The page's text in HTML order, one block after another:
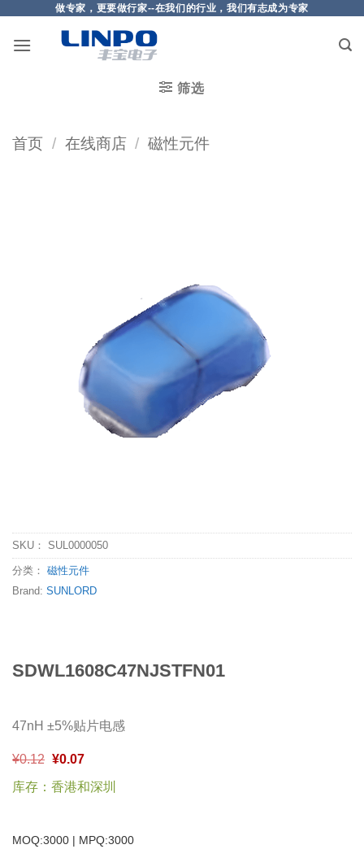
做专家，更要做行家--在我们的行业，我们有志成为专家
筛选
首页 / 在线商店 / 磁性元件
SKU： SUL0000050
分类： 磁性元件
Brand: SUNLORD
SDWL1608C47NJSTFN01
47nH ±5%贴片电感
¥0.12 ¥0.07
库存：香港和深圳
MOQ:3000 | MPQ:3000